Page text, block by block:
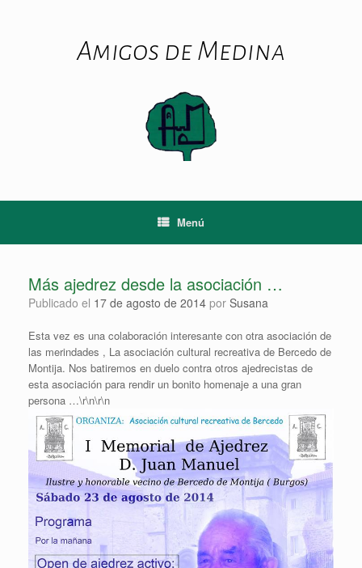
Amigos de Medina
Menú
Más ajedrez desde la asociación …
Publicado el 17 de agosto de 2014 por Susana
Esta vez es una colaboración interesante con otra asociación de
las merindades , La asociación cultural recreativa de Bercedo de
Montija. Nos batiremos en duelo contra otros ajedrecistas de
esta asociación para rendir un bonito homenaje a una gran
persona …\r\n\r\n